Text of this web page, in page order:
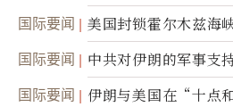
美军基地的卫星图像
国际要闻 美国封锁霍尔木兹海
国际要闻
中共对伊朗的军事支
接技术转让
国际要闻 伊朗与美国在“十点